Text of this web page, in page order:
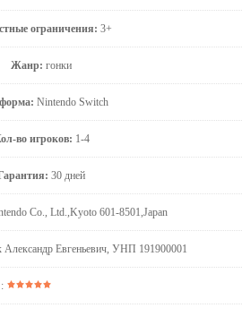
ограничения: 3+
Жанр: гонки
Nintendo Switch
во игроков: 1-4
30 дней
Co., Ltd.,Kyoto 601-8501,Japan
Евгеньевич, УНП 191900001